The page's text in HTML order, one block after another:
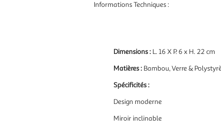
Informations Techniques :
Dimensions : L. 16 X P. 6 x H. 22 cm
Matières : Bambou, Verre &
Spécificités :
Design moderne
Miroir inclinable